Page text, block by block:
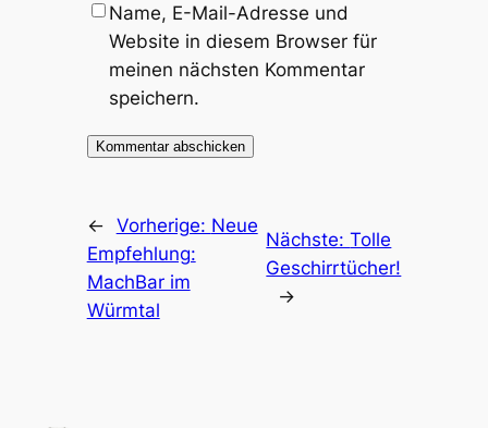
Name, E-Mail-Adresse und
Website in diesem Browser für
meinen nächsten Kommentar
speichern.
← Vorherige: Neue
Empfehlung:
MachBar im
Würmtal
Nächste:Tolle
Geschirrtücher!
→